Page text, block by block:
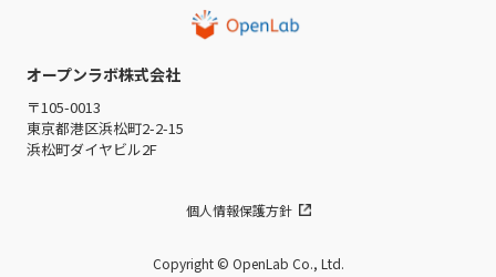
オープンラボ株式会社
〒105-0013
東京都港区浜松町2-2-15
浜松町ダイヤビル2F
Copyright © OpenLab Co., Ltd.
個人情報保護方針